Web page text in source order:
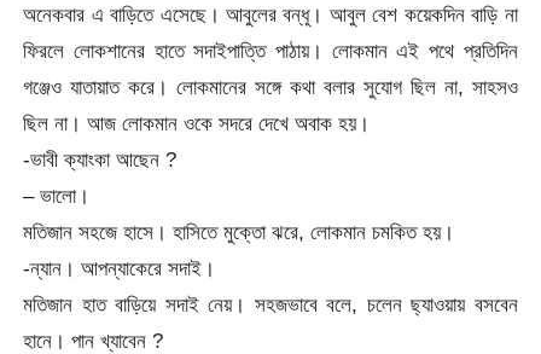
অনেকবার এ বাড়িতে এসেছে। আবুলের বন্ধু। আবুল বেশ কয়েকদিন বাড়ি না
ফিরলে লোকশানের হাতে সদাইপাত্তি পাঠায়। লোকমান এই পথে প্রতিদিন
গঞ্জেও যাতায়াত করে। লোকমানের সঙ্গে কথা বলার সুযোগ ছিল না, সাহসও
ছিল না। আজ লোকমান ওকে সদরে দেখে অবাক হয়।
-ভাবী ক্যাংকা আছেন ?
– ভালো।
মতিজান সহজে হাসে। হাসিতে মুক্তো ঝরে, লোকমান চমকিত হয়।
-ন্যান। আপন্যাকেরে সদাই।
মতিজান হাত বাড়িয়ে সদাই নেয়। সহজভাবে বলে, চলেন ছ্যাওয়ায় বসবেন
হানে। পান খ্যাবেন ?